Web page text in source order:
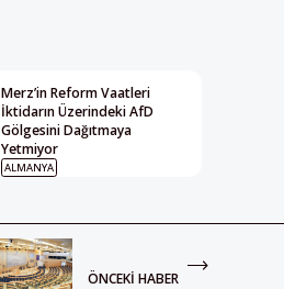
Merz’in Reform Vaatleri
İktidarın Üzerindeki AfD
Gölgesini Dağıtmaya
Yetmiyor
ALMANYA
ÖNCEKI HABER